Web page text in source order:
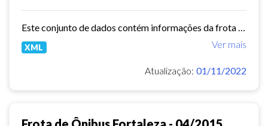
Ver mais
XML
Atualização: 01/11/2022